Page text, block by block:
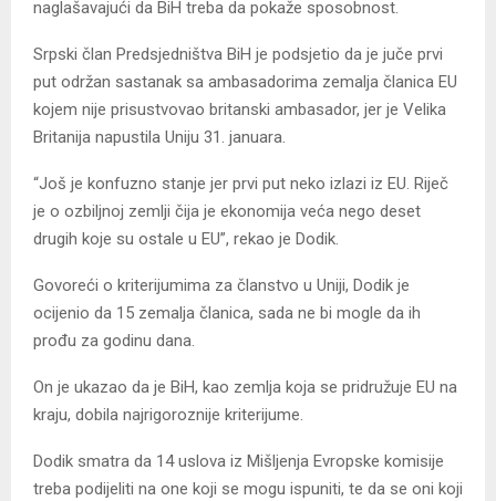
naglašavajući da BiH treba da pokaže sposobnost.
Srpski član Predsjedništva BiH je podsjetio da je juče prvi
put održan sastanak sa ambasadorima zemalja članica EU
kojem nije prisustvovao britanski ambasador, jer je Velika
Britanija napustila Uniju 31. januara.
“Još je konfuzno stanje jer prvi put neko izlazi iz EU. Riječ
je o ozbiljnoj zemlji čija je ekonomija veća nego deset
drugih koje su ostale u EU”, rekao je Dodik.
Govoreći o kriterijumima za članstvo u Uniji, Dodik je
ocijenio da 15 zemalja članica, sada ne bi mogle da ih
prođu za godinu dana.
On je ukazao da je BiH, kao zemlja koja se pridružuje EU na
kraju, dobila najrigoroznije kriterijume.
Dodik smatra da 14 uslova iz Mišljenja Evropske komisije
treba podijeliti na one koji se mogu ispuniti, te da se oni koji